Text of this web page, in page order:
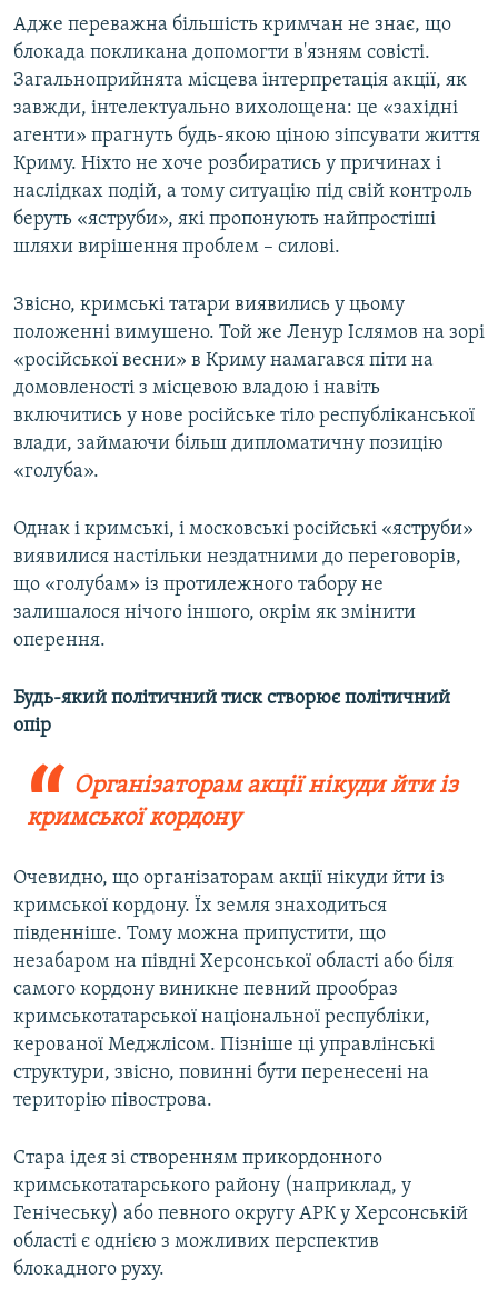
Адже переважна більшість кримчан не знає, що
блокада покликана допомогти в'язням совісті.
Загальноприйнята місцева інтерпретація акції, як
завжди, інтелектуально вихолощена: це «західні
агенти» прагнуть будь-якою ціною зіпсувати життя
Криму. Ніхто не хоче розбиратись у причинах і
наслідках подій, а тому ситуацію під свій контроль
беруть «яструби», які пропонують найпростіші
шляхи вирішення проблем – силові.
Звісно, кримські татари виявились у цьому
положенні вимушено. Той же Ленур Іслямов на зорі
«російської весни» в Криму намагався піти на
домовленості з місцевою владою і навіть
включитись у нове російське тіло республіканської
влади, займаючи більш дипломатичну позицію
«голуба».
Однак і кримські, і московські російські «яструби»
виявилися настільки нездатними до переговорів,
що «голубам» із протилежного табору не
залишалося нічого іншого, окрім як змінити
оперення.
Будь-який політичний тиск створює політичний
опір
Організаторам акції нікуди йти із
кримської кордону
Очевидно, що організаторам акції нікуди йти із
кримської кордону. Їх земля знаходиться
південніше. Тому можна припустити, що
незабаром на півдні Херсонської області або біля
самого кордону виникне певний прообраз
кримськотатарської національної республіки,
керованої Меджлісом. Пізніше ці управлінські
структури, звісно, повинні бути перенесені на
територію півострова.
Стара ідея зі створенням прикордонного
кримськотатарського району (наприклад, у
Генічеську) або певного округу АРК у Херсонській
області є однією з можливих перспектив
блокадного руху.